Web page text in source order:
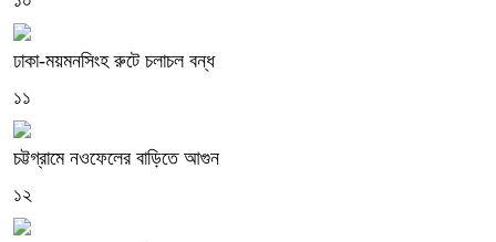
ঢাকা-ময়মনসিংহ রুটে চলাচল বন্ধ
১১
চট্টগ্রামে নওফেলের বাড়িতে আগুন
১২